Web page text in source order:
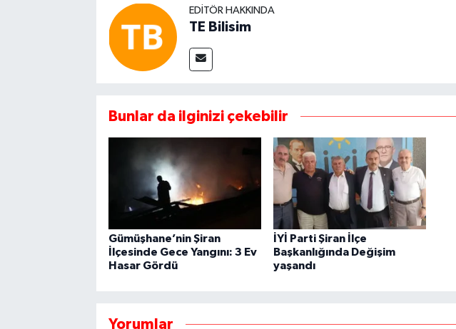
EDITÖR HAKKINDA
TE Bilisim
Bunlar da ilginizi çekebilir
Gümüşhane’nin Şiran
İlçesinde Gece Yangını: 3 Ev
Hasar Gördü
İYİ Parti Şiran İlçe
Başkanlığında Değişim
yaşandı
Yorumlar